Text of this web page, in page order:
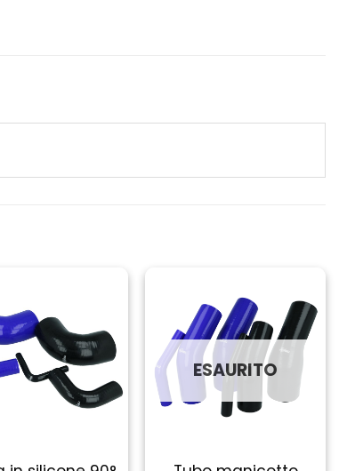
ESAURITO